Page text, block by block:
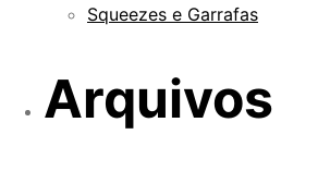
Squeezes e Garrafas
Arquivos